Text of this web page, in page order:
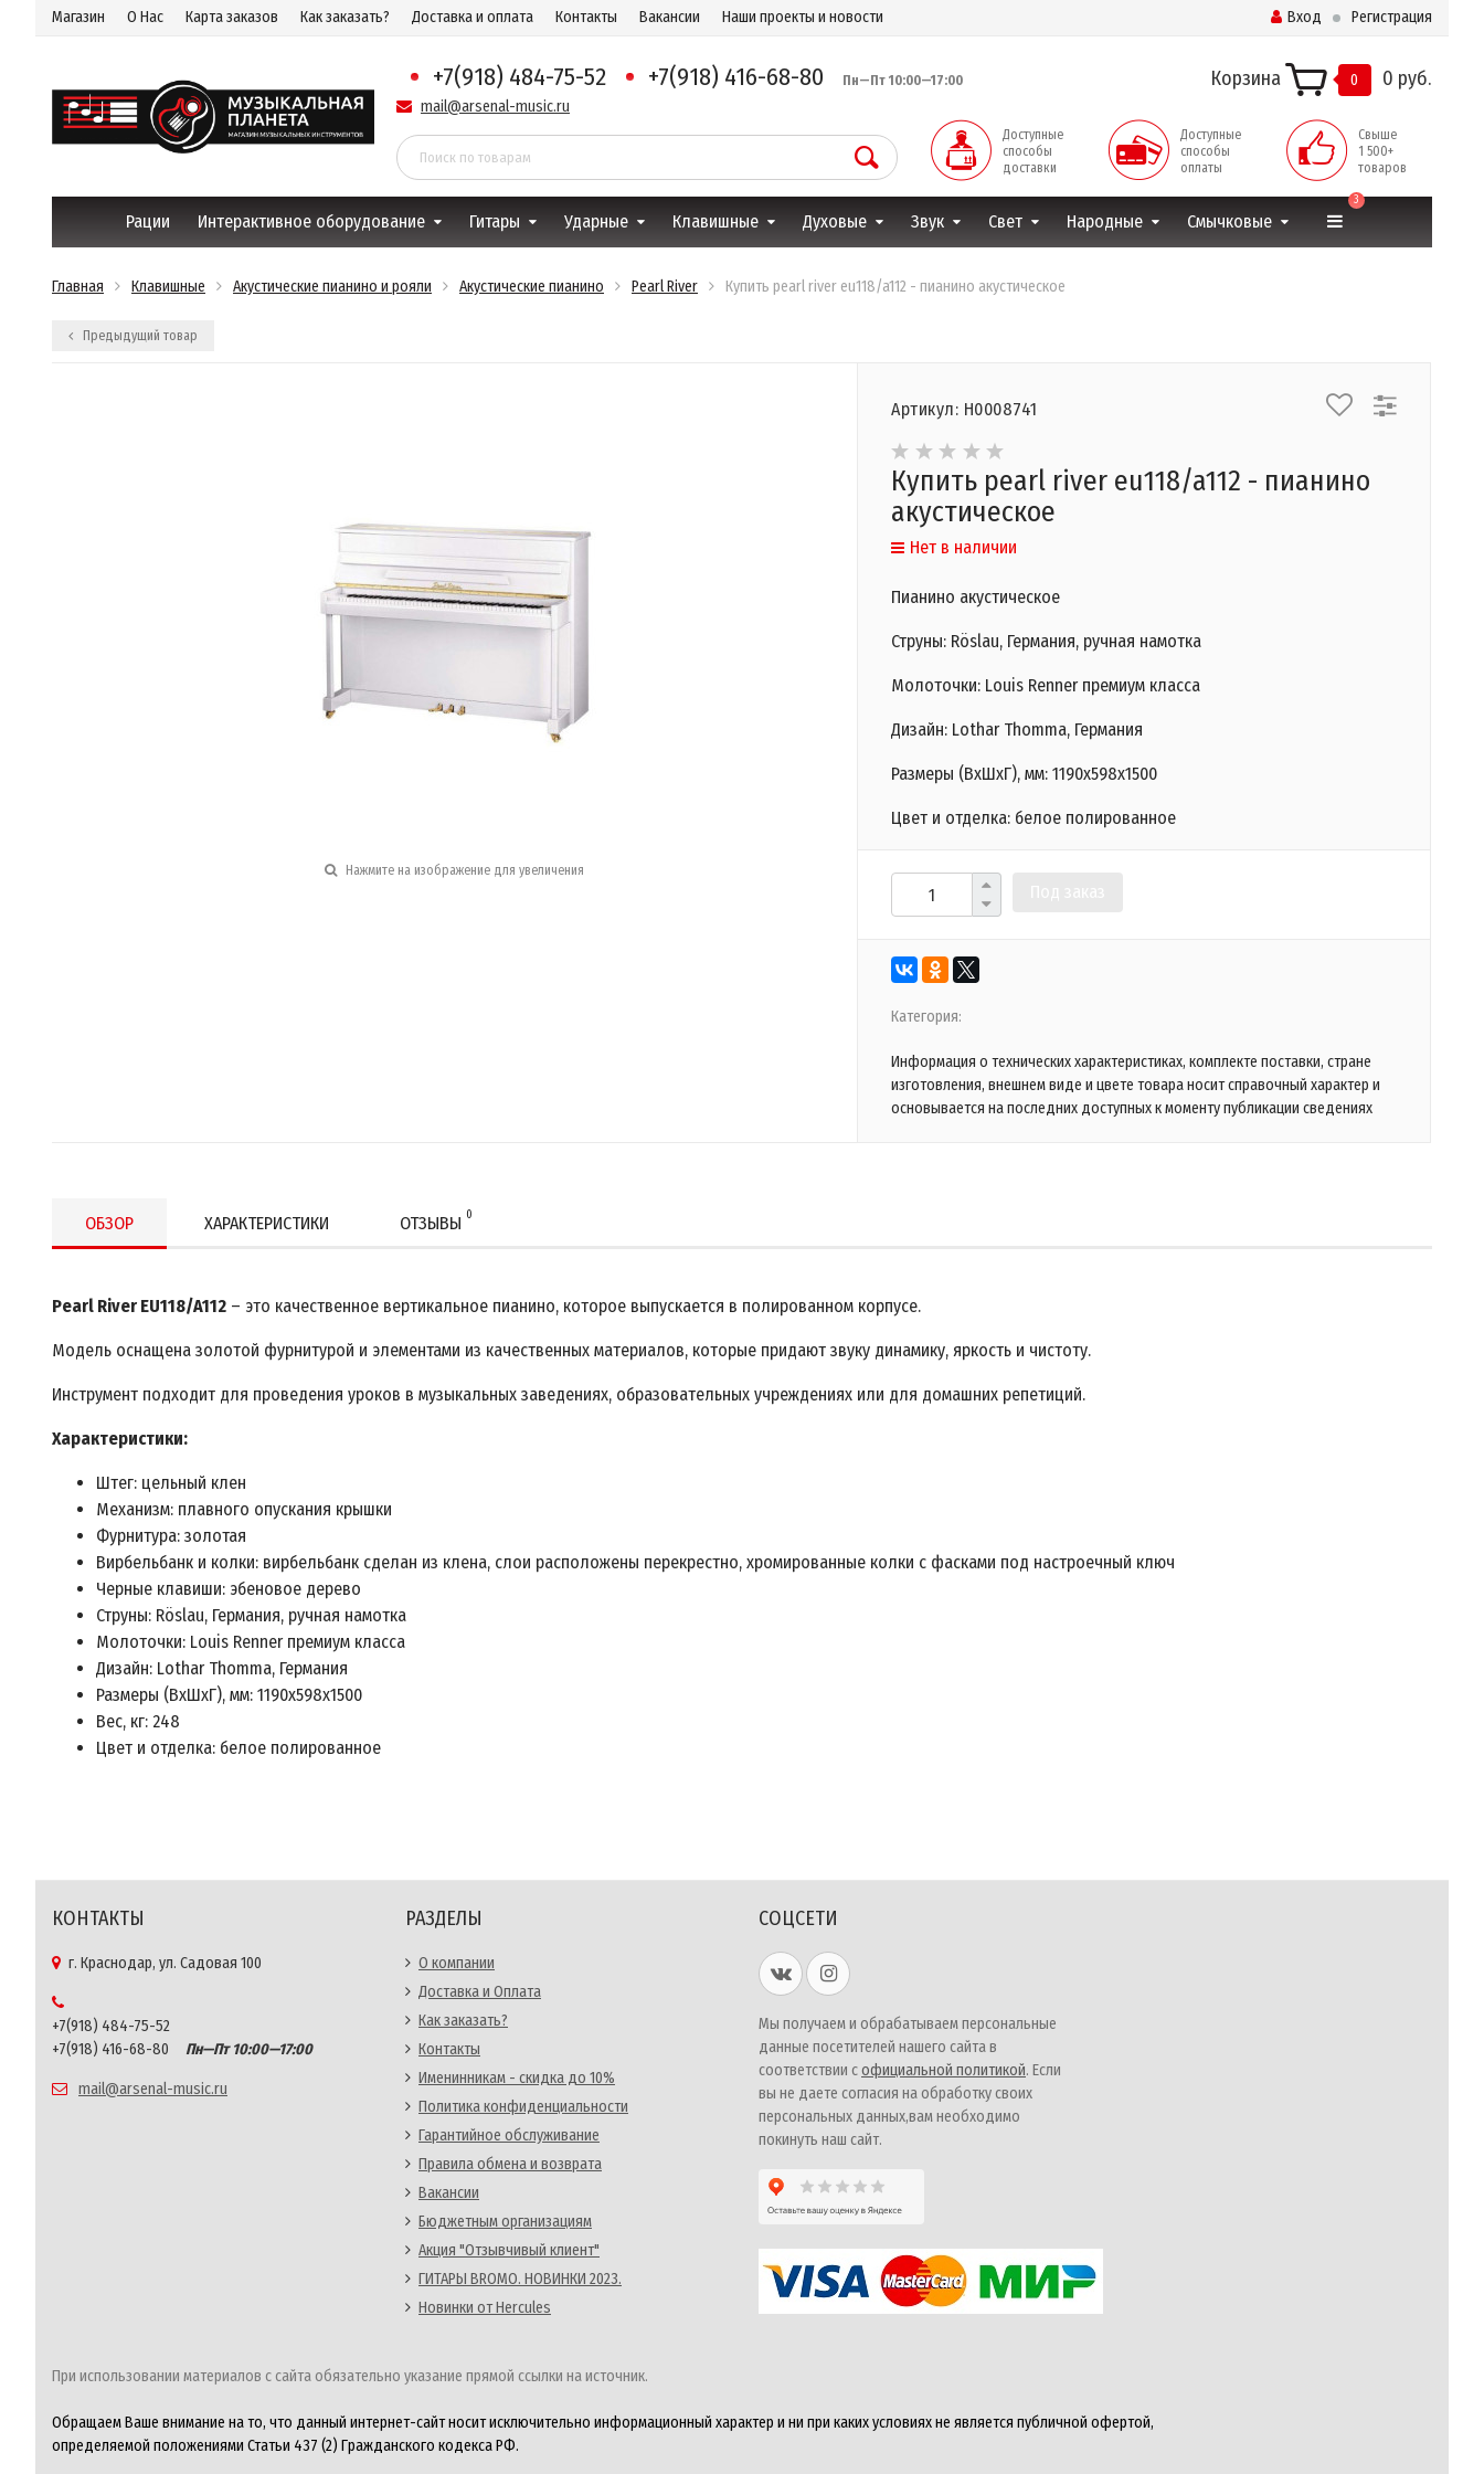
Магазин О Нас Карта заказов Как заказать? Доставка и оплата Контакты Вакансии Наши проекты и новости Вход Регистрация
+7(918) 484-75-52 +7(918) 416-68-80 Пн—Пт 10:00—17:00
mail@arsenal-music.ru
Корзина 0 0 руб.
Доступные
способы
доставки
Доступные
способы
оплаты
Свыше
1 500+
товаров
Рации Интерактивное оборудование Гитары Ударные Клавишные Духовые Звук Свет Народные Смычковые
3
Главная Клавишные Акустические пианино и рояли Акустические пианино Pearl River Купить pearl river eu118/a112 - пианино акустическое
Предыдущий товар
Нажмите на изображение для увеличения
Артикул: Н0008741
Купить pearl river eu118/a112 - пианино
акустическое
Нет в наличии
Пианино акустическое
Струны: Röslau, Германия, ручная намотка
Молоточки: Louis Renner премиум класса
Дизайн: Lothar Thomma, Германия
Размеры (ВхШхГ), мм: 1190х598х1500
Цвет и отделка: белое полированное
Категория:
Информация о технических характеристиках, комплекте поставки, стране
изготовления, внешнем виде и цвете товара носит справочный характер и
основывается на последних доступных к моменту публикации сведениях
ОБЗОР ХАРАКТЕРИСТИКИ ОТЗЫВЫ 0
Pearl River EU118/A112 – это качественное вертикальное пианино, которое выпускается в полированном корпусе.
Модель оснащена золотой фурнитурой и элементами из качественных материалов, которые придают звуку динамику, яркость и чистоту.
Инструмент подходит для проведения уроков в музыкальных заведениях, образовательных учреждениях или для домашних репетиций.
Характеристики:
Штег: цельный клен
Механизм: плавного опускания крышки
Фурнитура: золотая
Вирбельбанк и колки: вирбельбанк сделан из клена, слои расположены перекрестно, хромированные колки с фасками под настроечный ключ
Черные клавиши: эбеновое дерево
Струны: Röslau, Германия, ручная намотка
Молоточки: Louis Renner премиум класса
Дизайн: Lothar Thomma, Германия
Размеры (ВхШхГ), мм: 1190х598х1500
Вес, кг: 248
Цвет и отделка: белое полированное
КОНТАКТЫ
г. Краснодар, ул. Садовая 100
+7(918) 484-75-52
+7(918) 416-68-80
Пн—Пт 10:00—17:00
mail@arsenal-music.ru
РАЗДЕЛЫ
О компании
Доставка и Оплата
Как заказать?
Контакты
Именинникам - скидка до 10%
Политика конфиденциальности
Гарантийное обслуживание
Правила обмена и возврата
Вакансии
Бюджетным организациям
Акция "Отзывчивый клиент"
ГИТАРЫ BROMO. НОВИНКИ 2023.
Новинки от Hercules
СОЦСЕТИ
Мы получаем и обрабатываем персональные
данные посетителей нашего сайта в
соответствии софициальной политикой. Если
вы не даете согласия на обработку своих
персональных данных,вам необходимо
покинуть наш сайт.
При использовании материалов с сайта обязательно указание прямой ссылки на источник.
Обращаем Ваше внимание на то, что данный интернет-сайт носит исключительно информационный характер и ни при каких условиях не является публичной офертой,
определяемой положениями Статьи 437 (2) Гражданского кодекса РФ.